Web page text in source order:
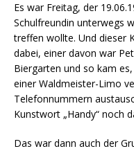
Es war Freitag, der
Schulfreundin unterwegs
treffen wollte. Und dieser
dabei, einer davon war
Biergarten und so kam
einer Waldmeister-Limo
Telefonnummern
Kunstwort „Handy“ noch
Das war dann auch der